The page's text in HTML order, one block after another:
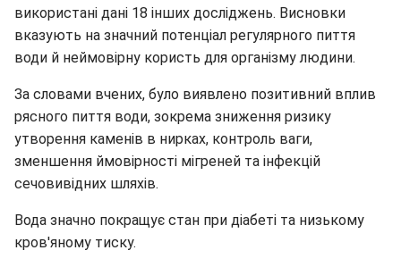
використані дані 18 інших досліджень. Висновки
вказують на значний потенціал регулярного пиття
води й неймовірну користь для організму людини.
За словами вчених, було виявлено позитивний вплив
рясного пиття води, зокрема зниження ризику
утворення каменів в нирках, контроль ваги,
зменшення ймовірності мігреней та інфекцій
сечовивідних шляхів.
Вода значно покращує стан при діабеті та низькому
кров'яному тиску.